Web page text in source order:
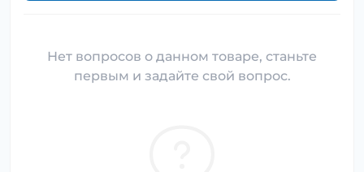
Нет вопросов о данном товаре, станьте
первым и задайте свой вопрос.